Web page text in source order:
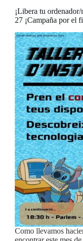
¡Libera tu
27 ¡Campaña por el
Como llevamos